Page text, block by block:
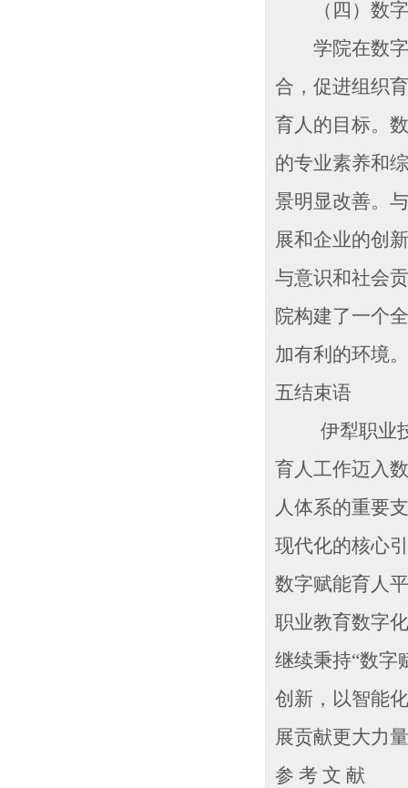
（四）数字
学院在数字
合，促进组织
育人的目标。
的专业素养和
景明显改善。
展和企业的创
与意识和社会
院构建了一个
加有利的环境。
五结束语
伊犁职业技
育人工作迈入
人体系的重要
现代化的核心
数字赋能育人
职业教育数字
继续秉持“数字
创新，以智能
展贡献更大力
参 考 文 献